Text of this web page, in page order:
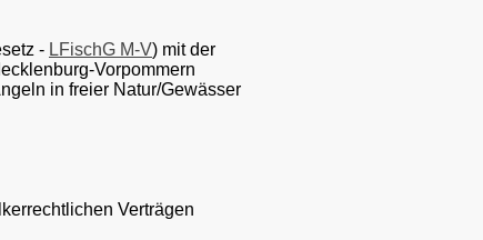
- LFischG M-V) mit der
Vorpommern
in freier Natur/Gewässer
Verträgen